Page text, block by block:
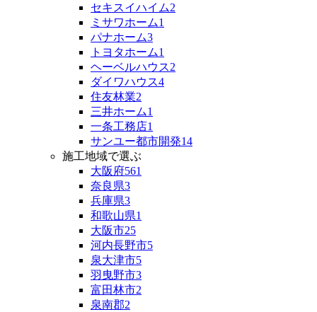
セキスイハイム2
ミサワホーム1
パナホーム3
トヨタホーム1
ヘーベルハウス2
ダイワハウス4
住友林業2
三井ホーム1
一条工務店1
サンユー都市開発14
施工地域で選ぶ
大阪府561
奈良県3
兵庫県3
和歌山県1
大阪市25
河内長野市5
泉大津市5
羽曳野市3
富田林市2
泉南郡2